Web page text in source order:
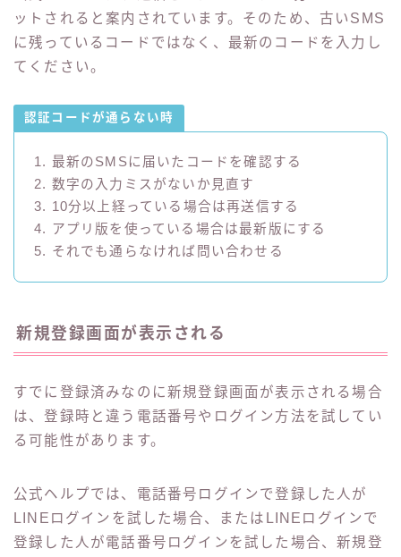
ットされると案内されています。そのため、古いSMS
に残っているコードではなく、最新のコードを入力し
てください。
認証コードが通らない時
1. 最新のSMSに届いたコードを確認する
2. 数字の入力ミスがないか見直す
3. 10分以上経っている場合は再送信する
4. アプリ版を使っている場合は最新版にする
5. それでも通らなければ問い合わせる
新規登録画面が表示される
すでに登録済みなのに新規登録画面が表示される場合
は、登録時と違う電話番号やログイン方法を試してい
る可能性があります。
公式ヘルプでは、電話番号ログインで登録した人が
LINEログインを試した場合、またはLINEログインで
登録した人が電話番号ログインを試した場合、新規登